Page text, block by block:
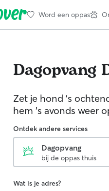
Word een oppas
Dagopvang
Zet je hond 's
hem 's avonds weer
Ontdek andere services
Dagopvang
bij de oppas thuis
Wat is je adres?